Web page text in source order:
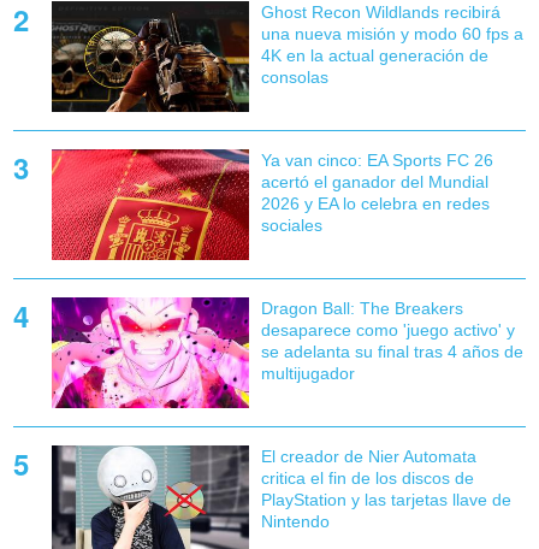
Ghost Recon Wildlands recibirá
una nueva misión y modo 60 fps a
4K en la actual generación de
consolas
Ya van cinco: EA Sports FC 26
acertó el ganador del Mundial
2026 y EA lo celebra en redes
sociales
Dragon Ball: The Breakers
desaparece como 'juego activo' y
se adelanta su final tras 4 años de
multijugador
El creador de Nier Automata
critica el fin de los discos de
PlayStation y las tarjetas llave de
Nintendo